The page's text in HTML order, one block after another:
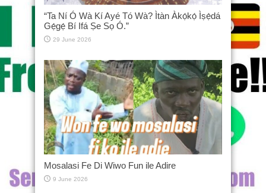
“Ta Ní Ó Wà Kí Ayé Tó Wà? Ìtàn Àkọ́kọ́ Ìṣẹ̀dá
Gẹ́gẹ́ Bí Ifá Ṣe Sọ Ó.”
29 June 2026
Mosalasi Fe Di Wiwo Fun ile Adire
9 June 2026